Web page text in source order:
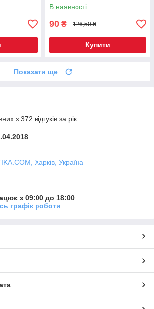
В наявності
90 ₴ 126,50 ₴
Купити
Показати ще
з 372 відгуків за рік
Харків, Україна
з 09:00 до 18:00
графік роботи